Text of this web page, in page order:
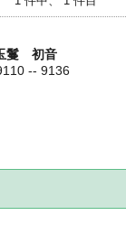
鬘 初音
-- 9136